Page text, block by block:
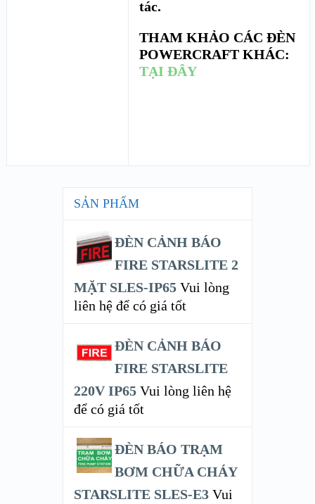
tác.
THAM KHẢO CÁC ĐÈN
POWERCRAFT KHÁC:
TẠI ĐÂY
SẢN PHẨM
ĐÈN CẢNH BÁO
FIRE STARSLITE 2
MẶT SLES-IP65 Vui lòng
liên hệ để có giá tốt
ĐÈN CẢNH BÁO
FIRE STARSLITE
220V IP65 Vui lòng liên hệ
để có giá tốt
ĐÈN BÁO TRẠM
BƠM CHỮA CHÁY
STARSLITE SLES-E3 Vui